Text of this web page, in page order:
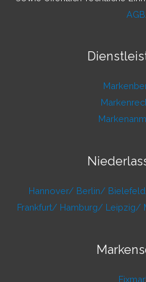
AGB
Hannover/ Berlin/
Frankfurt/ Hamburg/ Leipzig/